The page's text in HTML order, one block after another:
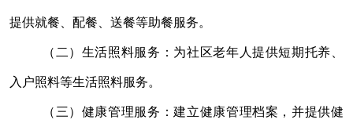
提供就餐、配餐、送餐等助餐服务。
（二）生活照料服务：为社区老年人提供短期托养、
入户照料等生活照料服务。
（三）健康管理服务：建立健康管理档案，并提供健